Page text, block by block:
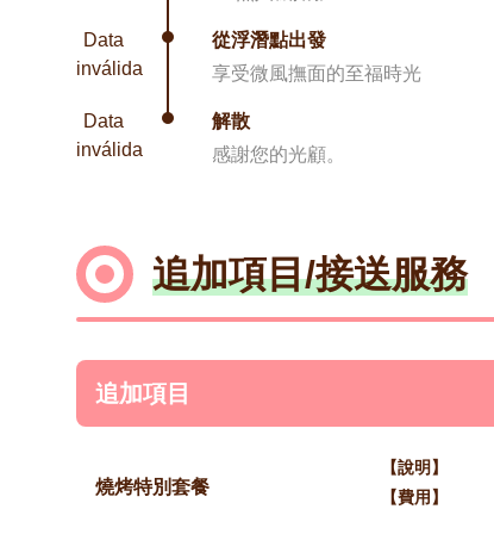
Data
inválida
從浮潛點出發
享受微風撫面的至福時光
Data
inválida
解散
感謝您的光顧。
追加項目/接送服務
追加項目
燒烤特別套餐
【說明】
【費用】